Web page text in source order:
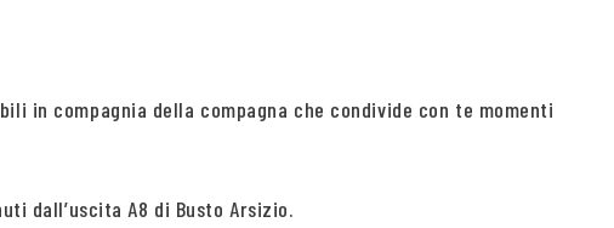
in compagnia della compagna che condivide con te momenti
dall’uscita A8 di Busto Arsizio.